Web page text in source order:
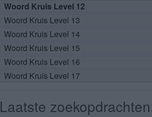
Woord Kruis Level 12
Woord Kruis Level 13
Woord Kruis Level 14
Woord Kruis Level 15
Woord Kruis Level 16
Woord Kruis Level 17
Laatste